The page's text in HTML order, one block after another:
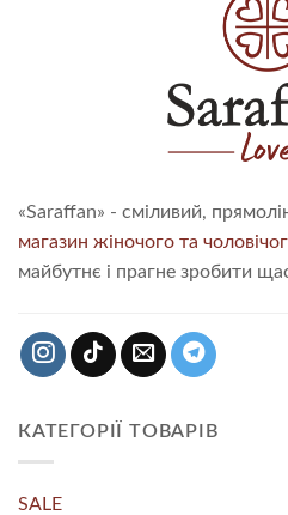
«Saraffan» - сміливий,
магазин жіночого та
майбутнє і прагне зробити
КАТЕГОРІЇ ТОВАРІВ
SALE